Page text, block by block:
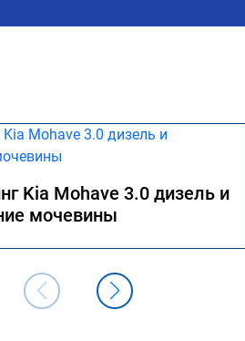
Kia Mohave 3.0 дизель и
мочевины